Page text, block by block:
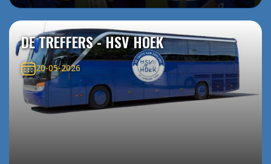
DE TREFFERS - HSV HOEK
20-05-2026